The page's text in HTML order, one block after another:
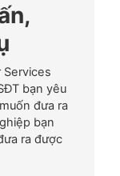
Services
bạn yêu
đưa ra
bạn
ra được